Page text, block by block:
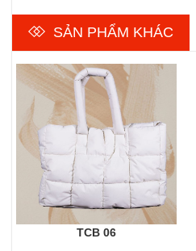
SẢN PHẨM KHÁC
TCB 06